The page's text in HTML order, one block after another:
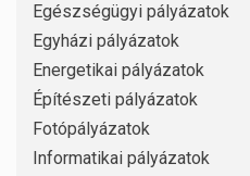
Egészségügyi pályázatok
Egyházi pályázatok
Energetikai pályázatok
Építészeti pályázatok
Fotópályázatok
Informatikai pályázatok